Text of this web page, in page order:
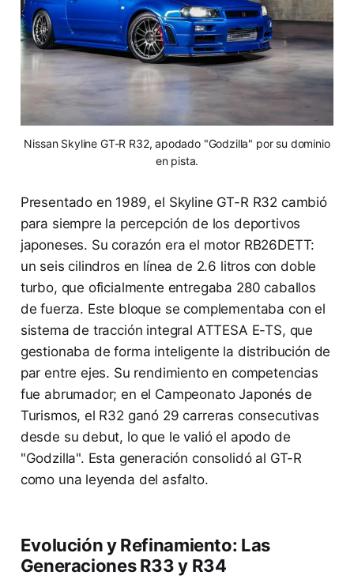
Nissan Skyline GT-R R32, apodado "Godzilla" por su dominio
en pista.
Presentado en 1989, el Skyline GT-R R32 cambió
para siempre la percepción de los deportivos
japoneses. Su corazón era el motor RB26DETT:
un seis cilindros en línea de 2.6 litros con doble
turbo, que oficialmente entregaba 280 caballos
de fuerza. Este bloque se complementaba con el
sistema de tracción integral ATTESA E-TS, que
gestionaba de forma inteligente la distribución de
par entre ejes. Su rendimiento en competencias
fue abrumador; en el Campeonato Japonés de
Turismos, el R32 ganó 29 carreras consecutivas
desde su debut, lo que le valió el apodo de
"Godzilla". Esta generación consolidó al GT-R
como una leyenda del asfalto.
Evolución y Refinamiento: Las
Generaciones R33 y R34